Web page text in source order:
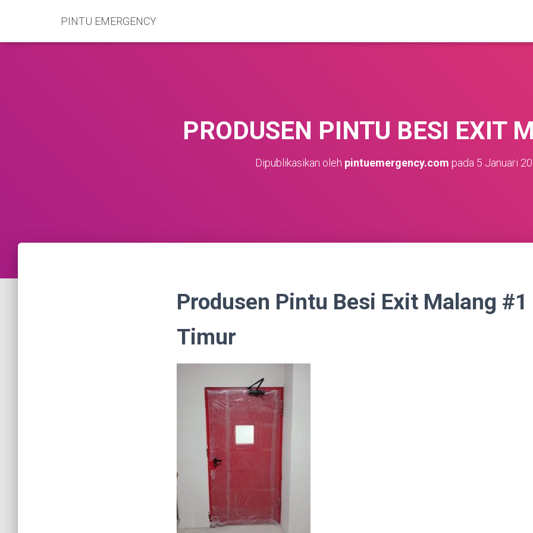
PINTU EMERGENCY
PRODUSEN PINTU BESI EXIT
Dipublikasikan oleh pintuemergency.com pada 5 Januari
Produsen Pintu Besi Exit Malang
Timur